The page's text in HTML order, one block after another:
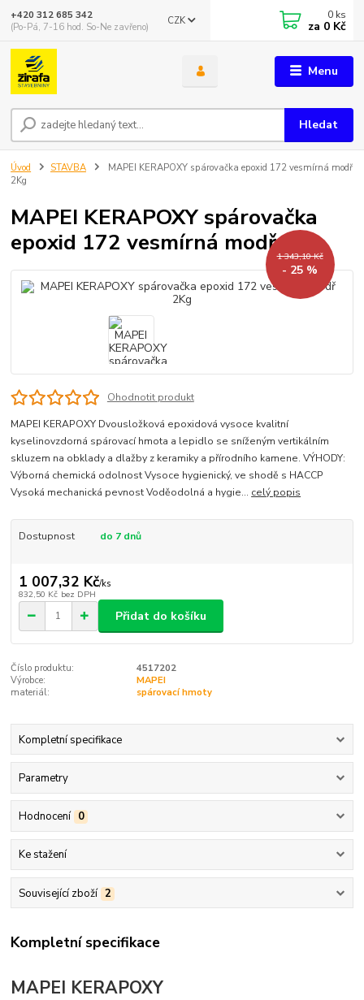
Menu
CZK
Hledat
+420 312 685 342
(Po-Pá, 7-16 hod. So-Ne zavřeno)
0 ks
za 0 Kč
Úvod STAVBA
MAPEI KERAPOXY spárovačka epoxid 172 vesmírná modř
2Kg
MAPEI KERAPOXY spárovačka
epoxid 172 vesmírná modř 2Kg
1 343,10 Kč
- 25 %
Ohodnotit produkt
MAPEI KERAPOXY Dvousložková epoxidová vysoce kvalitní
kyselinovzdorná spárovací hmota a lepidlo se sníženým vertikálním
skluzem na obklady a dlažby z keramiky a přírodního kamene. VÝHODY:
Výborná chemická odolnost Vysoce hygienický, ve shodě s HACCP
Vysoká mechanická pevnost Voděodolná a hygie... celý popis
Dostupnost do 7 dnů
1 007,32 Kč/ks
832,50 Kč bez DPH
Přidat do košíku
Číslo produktu:
4517202
Výrobce:
MAPEI
materiál:
spárovací hmoty
Kompletní specifikace
Parametry
Hodnocení 0
Ke stažení
Související zboží 2
Kompletní specifikace
MAPEI KERAPOXY